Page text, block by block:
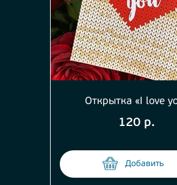
Открытка «I love
120 р.
Добавить